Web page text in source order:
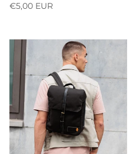
€5,00 EUR